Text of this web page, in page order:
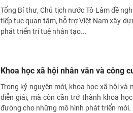
Tổng Bí thư, Chủ tịch nước Tô Lâm đề
tiếp tục quan tâm, hỗ trợ Việt Nam xây
phát triển trí tuệ nhân tạo...
Khoa học xã hội nhân văn và công
Trong kỷ nguyên mới, khoa học xã hội
diễn giải, mà còn cần trở thành khoa
đường cho những mô hình phát triển mới.